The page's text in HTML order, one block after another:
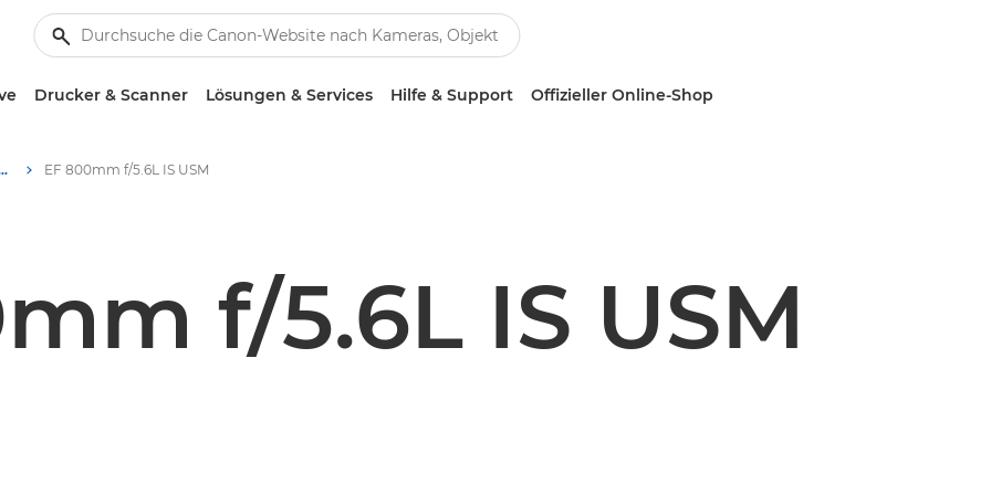
Drucker & Scanner Lösungen & Services Hilfe & Support Offizieller Online-Shop
- Objektive – Kamera- & Foto-Objektive EF 800mm f/5.6L IS USM
f/5.6L IS USM